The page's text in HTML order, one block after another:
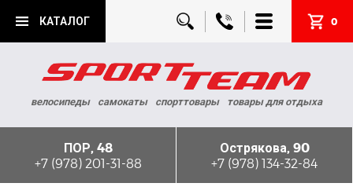
КАТАЛОГ 0
велосипеды самокаты спорттовары товары для отдыха
ПОР, 48
+7 (978) 201-31-88
Острякова, 90
+7 (978) 134-32-84